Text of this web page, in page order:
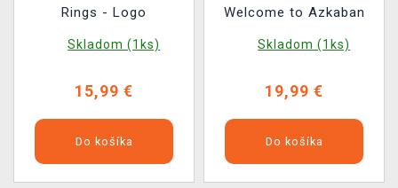
Rings - Logo
Skladom (1ks)
15,99 €
Do košíka
Welcome to Azkaban
Skladom (1ks)
19,99 €
Do košíka